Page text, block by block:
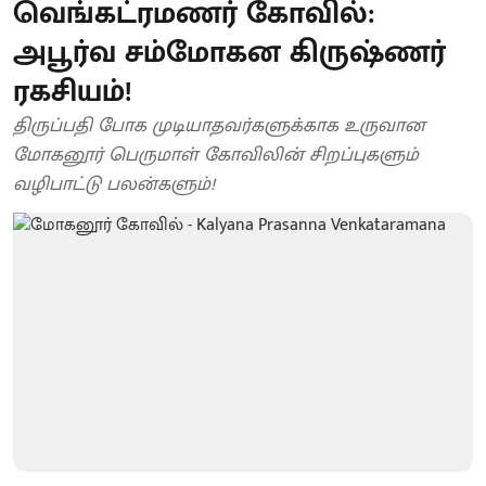
வெங்கட்ரமணர் கோவில்:
அபூர்வ சம்மோகன கிருஷ்ணர்
ரகசியம்!
திருப்பதி போக முடியாதவர்களுக்காக உருவான
மோகனூர் பெருமாள் கோவிலின் சிறப்புகளும்
வழிபாட்டு பலன்களும்!